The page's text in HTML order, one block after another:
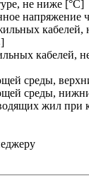
не ниже [°C]
напряжение
кабелей,
кабелей,
среды,
среды,
жил при